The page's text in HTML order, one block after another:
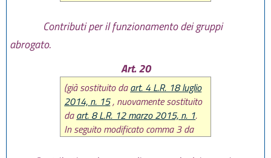
Contributi per il funzionamento dei gruppi
abrogato.
Art. 20
(già sostituito daart. 4 L.R. 18 luglio
2014, n. 15, nuovamente sostituito
daart. 8 L.R. 12 marzo 2015, n. 1.
In seguito modificato comma 3 da